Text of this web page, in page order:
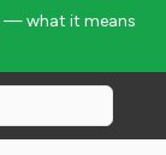
— what it means
#11880